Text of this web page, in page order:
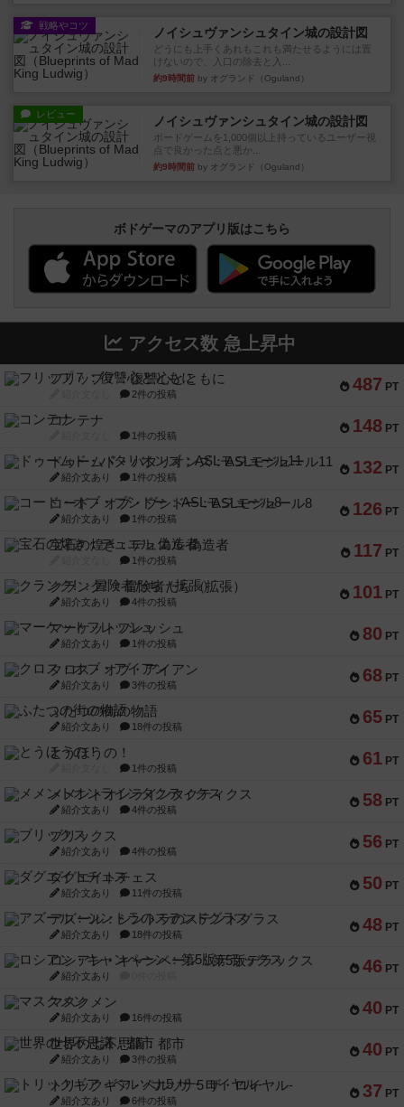
戦略やコツ ノイシュヴァンシュタイン城の設計図
どうにも上手くあれもこれも満たせるようには置
けないので、入口の除去と入...
約9時間前 by オグランド（Oguland）
レビュー ノイシュヴァンシュタイン城の設計図
ボードゲームを1,000個以上持っているユーザー視
点で良かった点と悪か...
約9時間前 by オグランド（Oguland）
ボドゲーマのアプリ版はこちら
アクセス数 急上昇中
487 PT
フリップ７：復讐心とともに
2件の投稿
148 PT
コンテナ
1件の投稿
132 PT
ドゥームド・バタリオンズ：ASLモジュール11
紹介文あり 1件の投稿
126 PT
コード・オブ・ブシドー：ASLモジュール8
紹介文あり 1件の投稿
117 PT
宝石の煌き：デュエル 偽造者
1件の投稿
101 PT
クランク! ：冒険者たち（拡張）
紹介文あり 4件の投稿
80 PT
マーケットフレッシュ
紹介文あり 1件の投稿
68 PT
クロス・オブ・アイアン
紹介文あり 3件の投稿
65 PT
ふたつの街の物語
紹介文あり 18件の投稿
61 PT
とうほうの！
1件の投稿
58 PT
メメントオンラインタクティクス
紹介文あり 4件の投稿
56 PT
ブリックス
紹介文あり 4件の投稿
50 PT
ダグエイトチェス
紹介文あり 11件の投稿
48 PT
アズール：シントラのステンドグラス
紹介文あり 18件の投稿
46 PT
ロシアン・キャンペーン：第5版デラックス
紹介文あり
40 PT
マスクメン
紹介文あり 16件の投稿
40 PT
世界の七不思議：都市
紹介文あり 3件の投稿
37 PT
トリックギア - ペルソナ5 ザ・ロイヤル-
紹介文あり 6件の投稿